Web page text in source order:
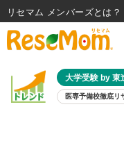
大学受験 by 東
医専予備校徹底リ
8
リセマム メンバーズ